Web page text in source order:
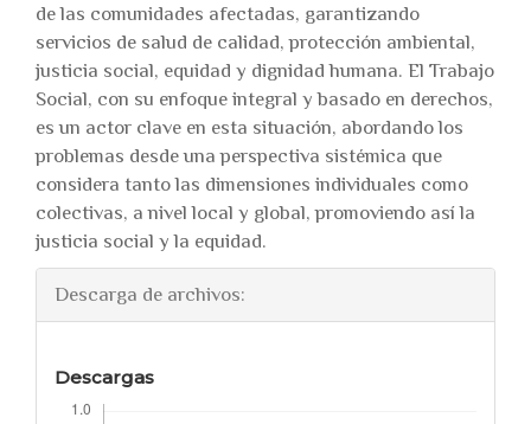
de las comunidades afectadas, garantizando
servicios de salud de calidad, protección ambiental,
justicia social, equidad y dignidad humana. El Trabajo
Social, con su enfoque integral y basado en derechos,
es un actor clave en esta situación, abordando los
problemas desde una perspectiva sistémica que
considera tanto las dimensiones individuales como
colectivas, a nivel local y global, promoviendo así la
justicia social y la equidad.
Descarga de archivos:
Descargas